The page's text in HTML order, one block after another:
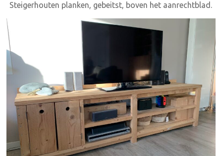
Steigerhouten planken, gebeitst, boven het aanrechtblad.